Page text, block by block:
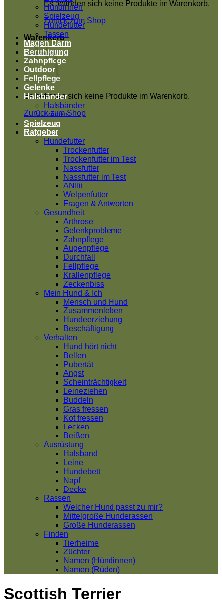
Es befinden sich keine Produkte im Warenkorb.
Zurück zum Shop
Warenkorb
Es befinden sich keine Produkte im Warenkorb.
Zurück zum Shop
Hündinnen
Spielzeug
Hundefutter
Tassen
Magen Darm
Beruhigung
Zahnpflege
Outdoor
Fellpflege
Gelenke
Halsbänder
Halsbänder
Leinen
Spielzeug
Ratgeber
Hundefutter
Trockenfutter
Trockenfutter im Test
Nassfutter
Nassfutter im Test
ANIfit
Welpenfutter
Fragen & Antworten
Gesundheit
Arthrose
Gelenkprobleme
Zahnpflege
Augenpflege
Durchfall
Fellpflege
Krallenpflege
Zeckenbiss
Mein Hund & Ich
Mensch und Hund
Zusammenleben
Hundeerziehung
Beschäftigung
Verhalten
Hund hört nicht
Bellen
Pubertät
Angst
Scheinträchtigkeit
Leineziehen
Buddeln
Gras fressen
Kot fressen
Lecken
Beißen
Ausrüstung
Halsband
Leine
Hundebett
Napf
Decke
Rassen
Welcher Hund passt zu mir?
Mittelgroße Hunderassen
Große Hunderassen
Finden
Tierheime
Züchter
Namen (Hündinnen)
Namen (Rüden)
Scottish Terrier